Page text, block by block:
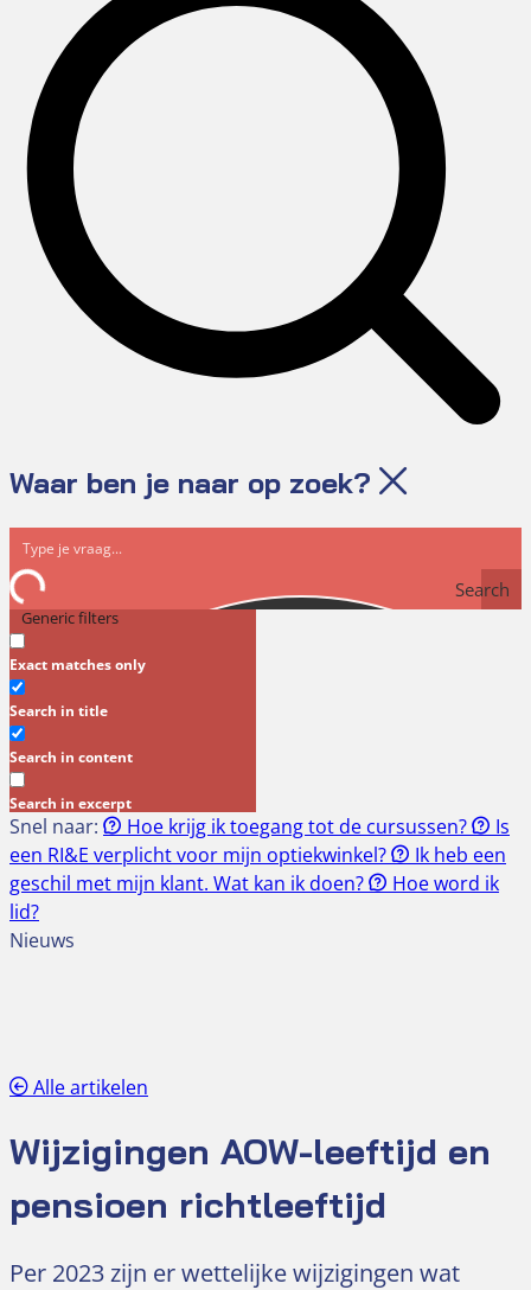
Waar ben je naar op zoek?
Search
Generic filters
Exact matches only
Search in title
Search in content
Search in excerpt
Snel naar: Hoe krijg ik toegang tot de cursussen?
Is
een RI&E verplicht voor mijn optiekwinkel?
Ik heb een
geschil met mijn klant. Wat kan ik doen?
Hoe word ik
lid?
Nieuws
Alle artikelen
Wijzigingen AOW-leeftijd en
pensioen richtleeftijd
Per 2023 zijn er wettelijke wijzigingen wat